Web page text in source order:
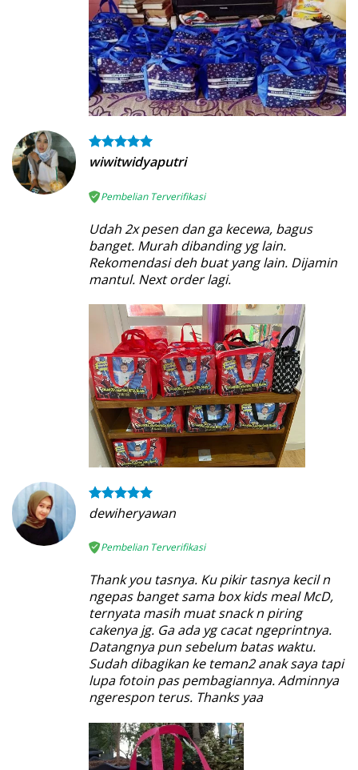
wiwitwidyaputri
Pembelian Terverifikasi
Udah 2x pesen dan ga kecewa, bagus
banget. Murah dibanding yg lain.
Rekomendasi deh buat yang lain. Dijamin
mantul. Next order lagi.
dewiheryawan
Pembelian Terverifikasi
Thank you tasnya. Ku pikir tasnya kecil n
ngepas banget sama box kids meal McD,
ternyata masih muat snack n piring
cakenya jg. Ga ada yg cacat ngeprintnya.
Datangnya pun sebelum batas waktu.
Sudah dibagikan ke teman2 anak saya tapi
lupa fotoin pas pembagiannya. Adminnya
ngerespon terus. Thanks yaa